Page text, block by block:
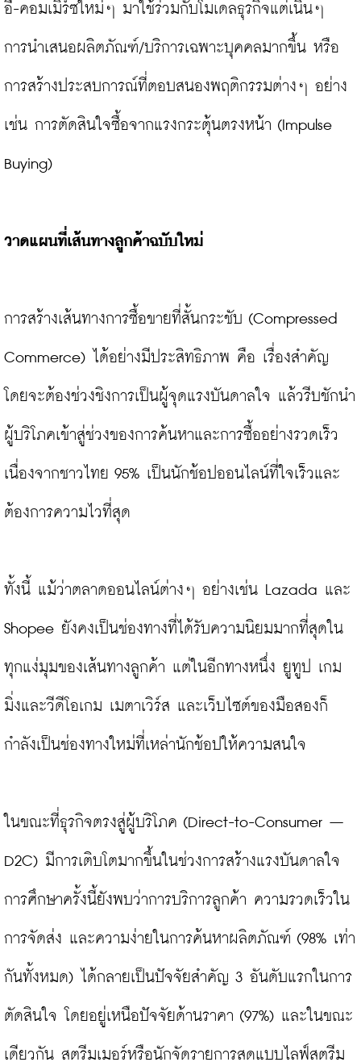
อี-คอมเมิร์ซใหม่ๆ มาใช้ร่วมกับโมเดลธุรกิจแต่เนิ่นๆ
การนำเสนอผลิตภัณฑ์/บริการเฉพาะบุคคลมากขึ้น หรือ
การสร้างประสบการณ์ที่ตอบสนองพฤติกรรมต่างๆ อย่าง
เช่น การตัดสินใจซื้อจากแรงกระตุ้นตรงหน้า (Impulse
Buying)
วาดแผนที่เส้นทางลูกค้าฉบับใหม่
การสร้างเส้นทางการซื้อขายที่สั้นกระชับ (Compressed
Commerce) ได้อย่างมีประสิทธิภาพ คือ เรื่องสำคัญ
โดยจะต้องช่วงชิงการเป็นผู้จุดแรงบันดาลใจ แล้วรีบชักนำ
ผู้บริโภคเข้าสู่ช่วงของการค้นหาและการซื้ออย่างรวดเร็ว
เนื่องจากชาวไทย 95% เป็นนักช้อปออนไลน์ที่ใจเร็วและ
ต้องการความไวที่สุด
ทั้งนี้ แม้ว่าตลาดออนไลน์ต่างๆ อย่างเช่น Lazada และ
Shopee ยังคงเป็นช่องทางที่ได้รับความนิยมมากที่สุดใน
ทุกแง่มุมของเส้นทางลูกค้า แต่ในอีกทางหนึ่ง ยูทูป เกม
มิ่งและวีดีโอเกม เมตาเวิร์ส และเว็บไซต์ของมือสองก็
กำลังเป็นช่องทางใหม่ที่เหล่านักช้อปให้ความสนใจ
ในขณะที่ธุรกิจตรงสู่ผู้บริโภค (Direct-to-Consumer –
D2C) มีการเติบโตมากขึ้นในช่วงการสร้างแรงบันดาลใจ
การศึกษาครั้งนี้ยังพบว่าการบริการลูกค้า ความรวดเร็วใน
การจัดส่ง และความง่ายในการค้นหาผลิตภัณฑ์ (98% เท่า
กันทั้งหมด) ได้กลายเป็นปัจจัยสำคัญ 3 อันดับแรกในการ
ตัดสินใจ โดยอยู่เหนือปัจจัยด้านราคา (97%) และในขณะ
เดียวกัน สตรีมเมอร์หรือนักจัดรายการสดแบบไลฟ์สตรีม